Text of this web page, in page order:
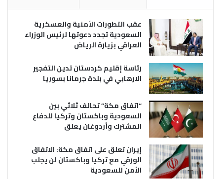
عقب التطورات الأمنية والعسكرية
السعودية تجدد دعوتها لرئيس الوزراء
العراقي بزيارة الرياض
رئاسة إقليم كردستان تدين التفجير
الارهابي في بلدة جرمانا بسوريا
“اتفاق مكة” تحالف ثلاثي بين
السعودية وباكستان وتركيا للدفاع
المشترك وأردوغان يعلق
إيران تعلق على اتفاق مكة: الاتفاق
الورقي مع تركيا وباكستان لن يجلب
الأمن للسعودية